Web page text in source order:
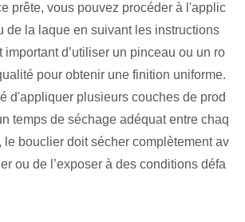
prête, vous pouvez procéder à l'applic
de la laque en suivant les instructions
important d’utiliser un pinceau ou un ro
pour obtenir une finition uniforme.
d'appliquer plusieurs couches de prod
temps de séchage adéquat entre chaq
le bouclier doit sécher complètement av
ou de l’exposer à des conditions défa